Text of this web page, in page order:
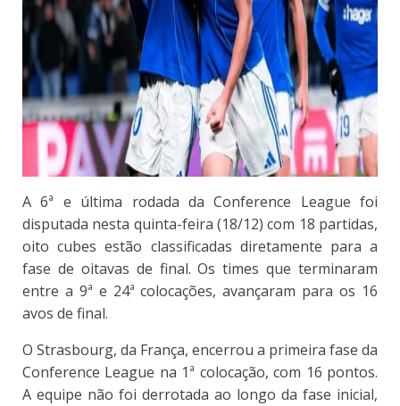
A 6ª e última rodada da Conference League foi
disputada nesta quinta-feira (18/12) com 18 partidas,
oito cubes estão classificadas diretamente para a
fase de oitavas de final. Os times que terminaram
entre a 9ª e 24ª colocações, avançaram para os 16
avos de final.
O Strasbourg, da França, encerrou a primeira fase da
Conference League na 1ª colocação, com 16 pontos.
A equipe não foi derrotada ao longo da fase inicial,